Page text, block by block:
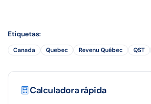
Etiquetas:
Canada Quebec Revenu Québec QST
Calculadora rápida